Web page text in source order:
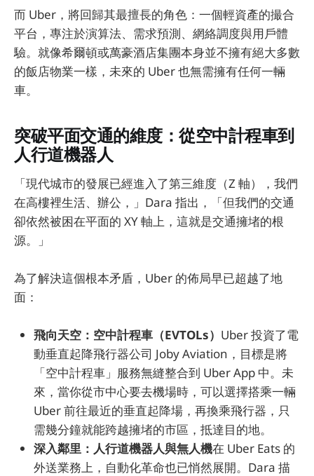
而 Uber，將回歸其最擅長的角色：一個輕資產的撮合
平台，專注於演算法、需求預測、網絡調度與用戶體
驗。就像希爾頓或萬豪酒店集團本身並不擁有絕大多數
的飯店物業一樣，未來的 Uber 也無需擁有任何一輛
車。
突破平面交通的維度：從空中計程車到
人行道機器人
「現代城市的發展已經進入了第三維度（Z 軸），我們
在高樓裡生活、辦公，」Dara 指出，「但我們的交通
卻依然被困在平面的 XY 軸上，這就是交通擁堵的根
源。」
為了解決這個根本矛盾，Uber 的佈局早已超越了地
面：
飛向天空：空中計程車（EVTOLs） Uber 投資了電
動垂直起降飛行器公司 Joby Aviation，目標是將
「空中計程車」服務無縫整合到 Uber App 中。未
來，當你從市中心要去機場時，可以選擇搭乘一輛
Uber 前往最近的垂直起降場，再換乘飛行器，只
需幾分鐘就能跨越擁堵的市區，抵達目的地。
深入鄰里：人行道機器人與無人機在 Uber Eats 的
外送業務上，自動化革命也已悄然展開。Dara 描